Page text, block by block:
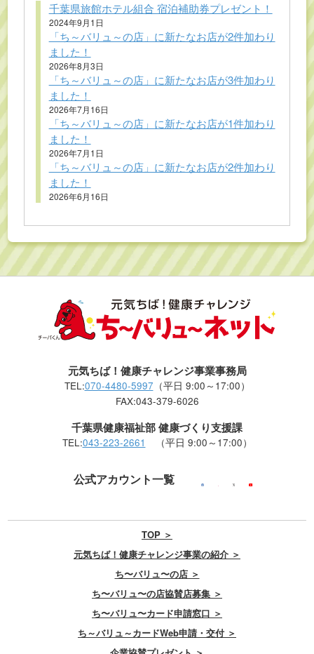
千葉県旅館ホテル組合 宿泊補助券プレゼント！
2024年9月1日
「ち～バリュ～の店」に新たなお店が2件加わり
ました！
2026年8月3日
「ち～バリュ～の店」に新たなお店が3件加わり
ました！
2026年7月16日
「ち～バリュ～の店」に新たなお店が1件加わり
ました！
2026年7月1日
「ち～バリュ～の店」に新たなお店が2件加わり
ました！
2026年6月16日
元気ちば！健康チャレンジ事業事務局
TEL:070-4480-5997 （平日 9:00～17:00）
FAX:043-379-6026
千葉県健康福祉部 健康づくり支援課
TEL:043-223-2661 （平日 9:00～17:00）
公式アカウント一覧
TOP ＞
元気ちば！健康チャレンジ事業の紹介 ＞
ち〜バリュ〜の店 ＞
ち〜バリュ〜の店協賛店募集 ＞
ち〜バリュ〜カード申請窓口 ＞
ち～バリュ～カードWeb申請・交付 ＞